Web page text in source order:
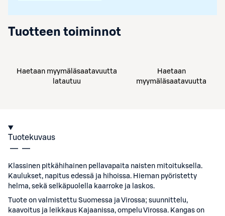
Tuotteen toiminnot
Haetaan myymäläsaatavuutta
latautuu
Haetaan
myymäläsaatavuutta
Tuotekuvaus
Klassinen pitkähihainen pellavapaita naisten mitoituksella.
Kaulukset, napitus edessä ja hihoissa. Hieman pyöristetty
helma, sekä selkäpuolella kaarroke ja laskos.
Tuote on valmistettu Suomessa ja Virossa; suunnittelu,
kaavoitus ja leikkaus Kajaanissa, ompelu Virossa. Kangas on